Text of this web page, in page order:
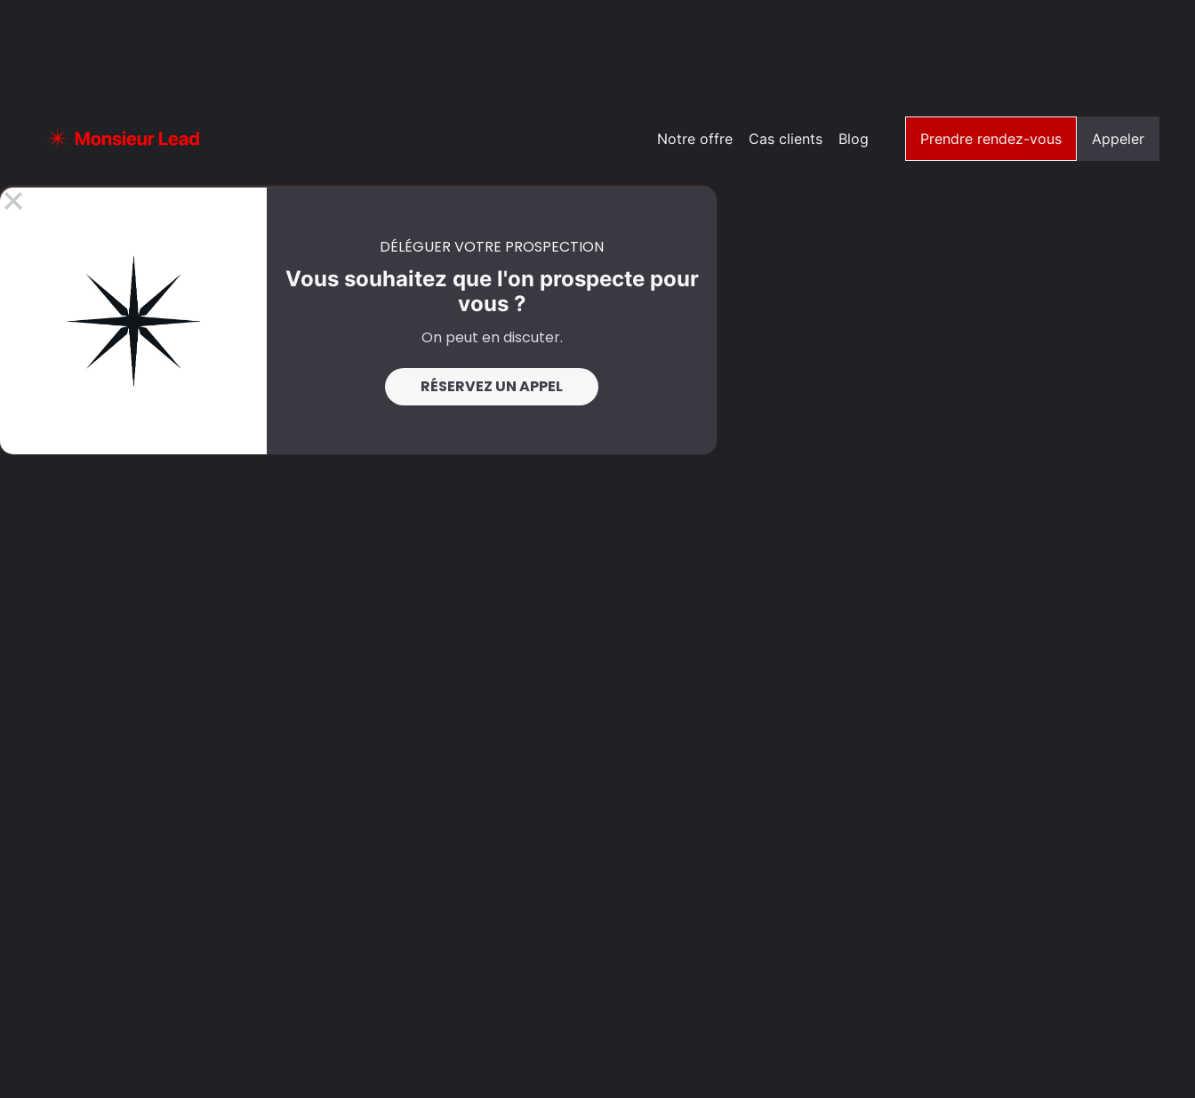
Notre offre Cas clients Blog Prendre rendez-vous Appeler
DÉLÉGUER VOTRE PROSPECTION
Vous souhaitez que l'on prospecte pour
vous ?
On peut en discuter.
RÉSERVEZ UN APPEL